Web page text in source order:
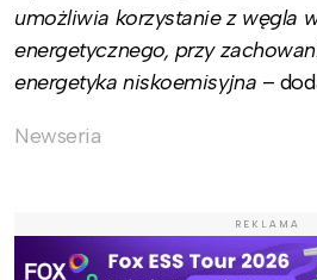
umożliwia korzystanie z węgla
energetycznego, przy
energetyka niskoemisyjna –
Newseria
REKLAMA